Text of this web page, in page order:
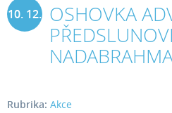
10. 12. OSHOVKA
Rubrika: Akce